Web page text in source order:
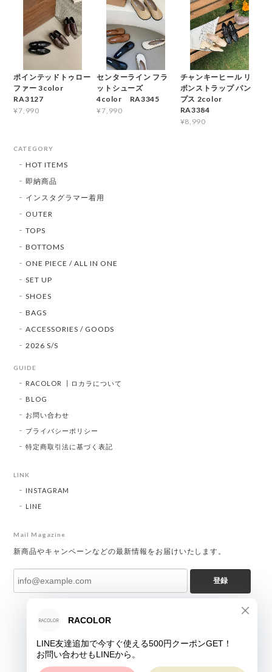
ポインテッドトゥロー
ファー 3color
RA3127
¥7,990
センターライン フラ
ットシューズ
4color RA3345
¥7,990
チャンキーヒール リ
ボンストラップ パン
プス 2color
RA3384
¥8,990
CATEGORY
HOT ITEMS
即納商品
インスタグラマー着用
OUTER
TOPS
BOTTOMS
ONE PIECE / ALL IN ONE
SET UP
SHOES
BAGS
ACCESSORIES / GOODS
2026 S/S
GUIDE
RACOLOR ┃ロカラについて
BLOG
お問い合わせ
プライバシーポリシー
特定商取引法に基づく表記
LINK
INSTAGRAM
LINE
Mail Magazine
新商品やキャンペーンなどの最新情報をお届けいたします。
登録